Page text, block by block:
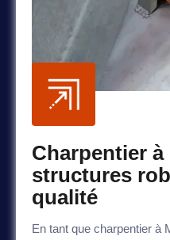
Charpentier
structures
qualité
En tant que charpentier à